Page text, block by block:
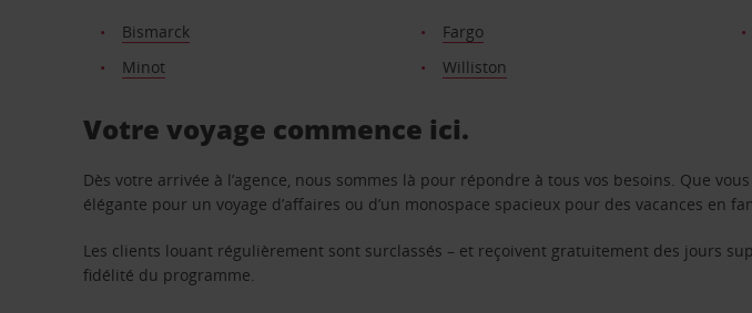
Bismarck Fargo
Minot
Williston
Votre voyage commence ici.
Dès votre arrivée à l’agence, nous sommes là pour répondre à tous vos besoins. Que
élégante pour un voyage d’affaires ou d’un monospace spacieux pour des vacances en
Les clients louant régulièrement sont surclassés – et reçoivent gratuitement des jours
fidélité du programme.